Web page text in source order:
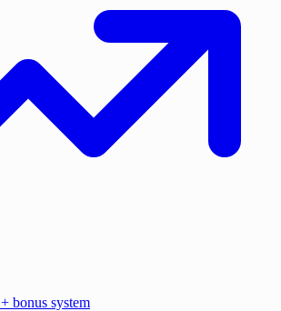
bonus system